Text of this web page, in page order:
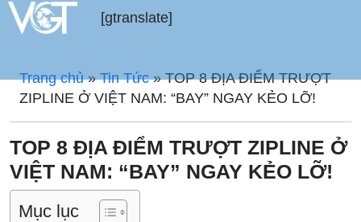
[gtranslate]
Trang chủ»Tin Tức»TOP 8 ĐỊA ĐIỂM TRƯỢT
ZIPLINE Ở VIỆT NAM: “BAY” NGAY KẺO LỠ!
TOP 8 ĐỊA ĐIỂM TRƯỢT ZIPLINE Ở
VIỆT NAM: “BAY” NGAY KẺO LỠ!
Mục lục